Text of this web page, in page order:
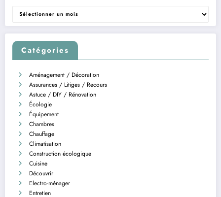
Archives
Catégories
Aménagement / Décoration
Assurances / Litiges / Recours
Astuce / DIY / Rénovation
Écologie
Équipement
Chambres
Chauffage
Climatisation
Construction écologique
Cuisine
Découvrir
Electro-ménager
Entretien